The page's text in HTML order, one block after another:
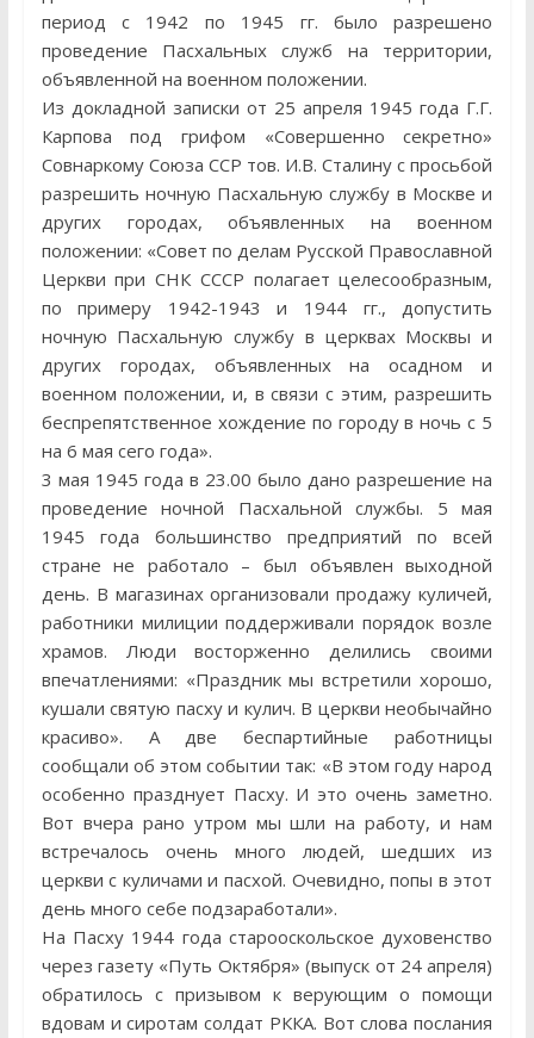
период с 1942 по 1945 гг. было разрешено
проведение Пасхальных служб на территории,
объявленной на военном положении.
Из докладной записки от 25 апреля 1945 года Г.Г.
Карпова под грифом «Совершенно секретно»
Совнаркому Союза ССР тов. И.В. Сталину с просьбой
разрешить ночную Пасхальную службу в Москве и
других городах, объявленных на военном
положении: «Совет по делам Русской Православной
Церкви при СНК СССР полагает целесообразным,
по примеру 1942-1943 и 1944 гг., допустить
ночную Пасхальную службу в церквах Москвы и
других городах, объявленных на осадном и
военном положении, и, в связи с этим, разрешить
беспрепятственное хождение по городу в ночь с 5
на 6 мая сего года».
3 мая 1945 года в 23.00 было дано разрешение на
проведение ночной Пасхальной службы. 5 мая
1945 года большинство предприятий по всей
стране не работало – был объявлен выходной
день. В магазинах организовали продажу куличей,
работники милиции поддерживали порядок возле
храмов. Люди восторженно делились своими
впечатлениями: «Праздник мы встретили хорошо,
кушали святую пасху и кулич. В церкви необычайно
красиво». А две беспартийные работницы
сообщали об этом событии так: «В этом году народ
особенно празднует Пасху. И это очень заметно.
Вот вчера рано утром мы шли на работу, и нам
встречалось очень много людей, шедших из
церкви с куличами и пасхой. Очевидно, попы в этот
день много себе подзаработали».
На Пасху 1944 года старооскольское духовенство
через газету «Путь Октября» (выпуск от 24 апреля)
обратилось с призывом к верующим о помощи
вдовам и сиротам солдат РККА. Вот слова послания